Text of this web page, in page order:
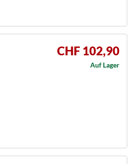
CHF 102,90
Auf Lager